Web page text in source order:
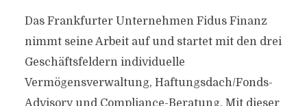
Das Frankfurter Unternehmen Fidus Finanz
nimmt seine Arbeit auf und startet mit den drei
Geschäftsfeldern individuelle
Vermögensverwaltung, Haftungsdach/Fonds-
Advisory und Compliance-Beratung. Mit dieser